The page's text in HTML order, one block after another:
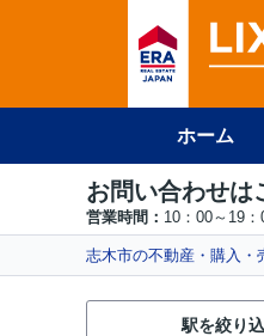
ホーム
お問い合わせは
営業時間： 10：00～19：
志木市の不動産・購入
駅を絞り